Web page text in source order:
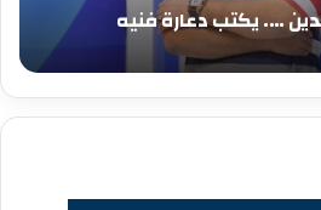
…. يكتب دعارة فنيه